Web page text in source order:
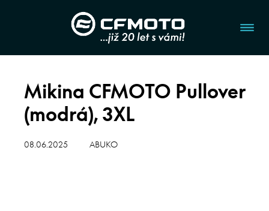
Mikina CFMOTO Pullover
(modrá), 3XL
08.06.2025 ABUKO